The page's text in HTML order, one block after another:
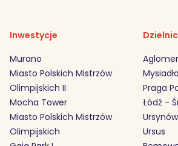
Inwestycje
Murano
Miasto Polskich Mistrzów
Olimpijskich II
Mocha Tower
Miasto Polskich Mistrzów
Olimpijskich
Mysiadło
Praga
Łódź -
Ursynów
Ursus